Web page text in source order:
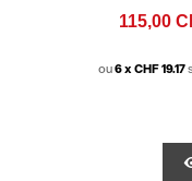
115,00
ou6 x CHF 19.17